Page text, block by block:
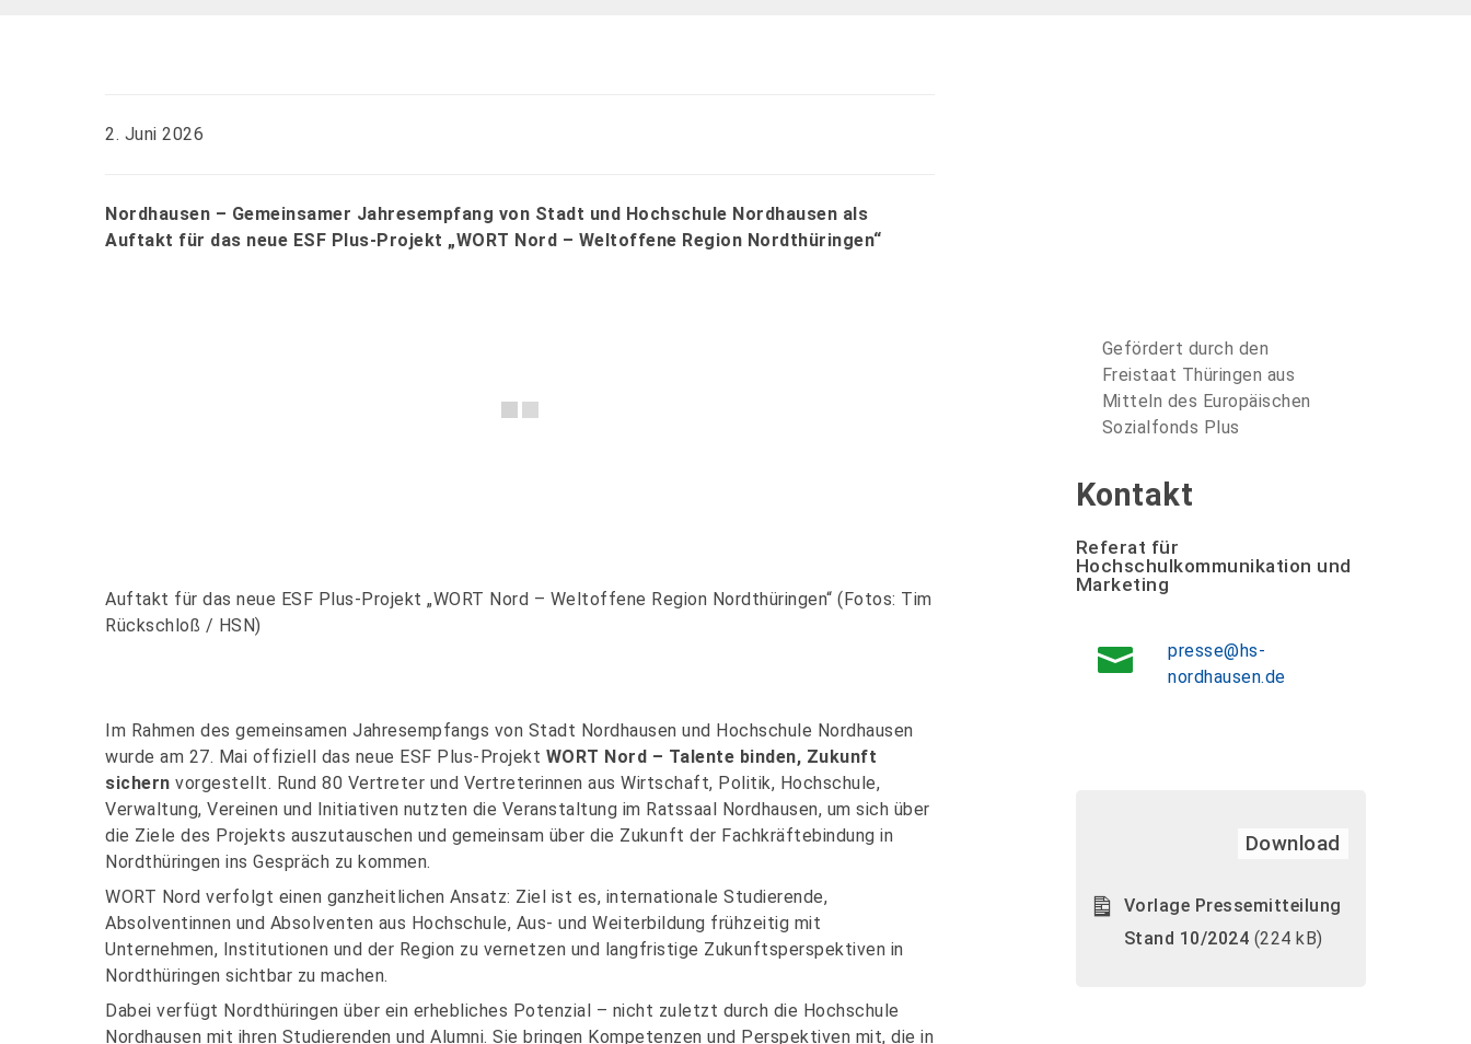
2. Juni 2026
Nordhausen – Gemeinsamer Jahresempfang von Stadt und Hochschule Nordhausen als
Auftakt für das neue ESF Plus-Projekt „WORT Nord – Weltoffene Region Nordthüringen“
Auftakt für das neue ESF Plus-Projekt „WORT Nord – Weltoffene Region Nordthüringen“ (Fotos: Tim
Rückschloß / HSN)
Im Rahmen des gemeinsamen Jahresempfangs von Stadt Nordhausen und Hochschule Nordhausen
wurde am 27. Mai offiziell das neue ESF Plus-Projekt WORT Nord – Talente binden, Zukunft
sichern vorgestellt. Rund 80 Vertreter und Vertreterinnen aus Wirtschaft, Politik, Hochschule,
Verwaltung, Vereinen und Initiativen nutzten die Veranstaltung im Ratssaal Nordhausen, um sich über
die Ziele des Projekts auszutauschen und gemeinsam über die Zukunft der Fachkräftebindung in
Nordthüringen ins Gespräch zu kommen.
WORT Nord verfolgt einen ganzheitlichen Ansatz: Ziel ist es, internationale Studierende,
Absolventinnen und Absolventen aus Hochschule, Aus- und Weiterbildung frühzeitig mit
Unternehmen, Institutionen und der Region zu vernetzen und langfristige Zukunftsperspektiven in
Nordthüringen sichtbar zu machen.
Dabei verfügt Nordthüringen über ein erhebliches Potenzial – nicht zuletzt durch die Hochschule
Nordhausen mit ihren Studierenden und Alumni. Sie bringen Kompetenzen und Perspektiven mit, die in
Gefördert durch den
Freistaat Thüringen aus
Mitteln des Europäischen
Sozialfonds Plus
Kontakt
Referat für
Hochschulkommunikation und
Marketing
presse@hs-
nordhausen.de
Download
Vorlage Pressemitteilung
Stand 10/2024 (224 kB)